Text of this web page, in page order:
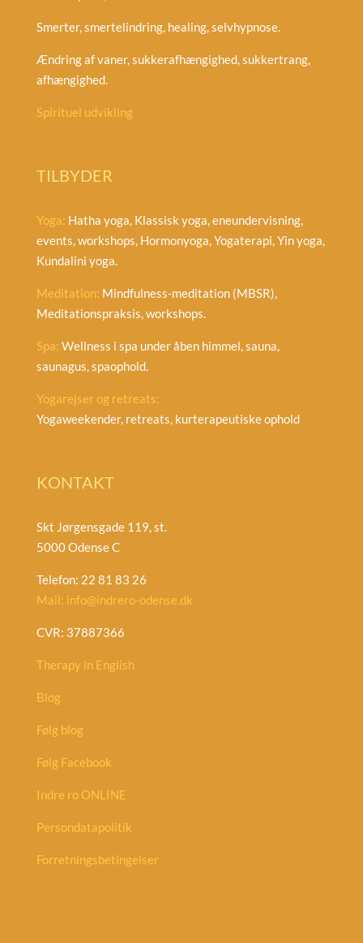
Smerter, smertelindring, healing, selvhypnose.
Ændring af vaner, sukkerafhængighed, sukkertrang,
afhængighed.
Spirituel udvikling
TILBYDER
Yoga: Hatha yoga, Klassisk yoga, eneundervisning,
events, workshops, Hormonyoga, Yogaterapi, Yin yoga,
Kundalini yoga.
Meditation: Mindfulness-meditation (MBSR),
Meditationspraksis, workshops.
Spa: Wellness i spa under åben himmel, sauna,
saunagus, spaophold.
Yogarejser og retreats:
Yogaweekender, retreats, kurterapeutiske ophold
KONTAKT
Skt Jørgensgade 119, st.
5000 Odense C
Telefon: 22 81 83 26
Mail: info@indrero-odense.dk
CVR: 37887366
Therapy in English
Blog
Følg blog
Følg Facebook
Indre ro ONLINE
Persondatapolitik
Forretningsbetingelser